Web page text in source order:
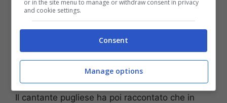
Durante l’intervista, chiaramente
dispiaciuto,
in passato poichésoffre di acufene e
Il cantante pugliese ha poi raccontato che in
or in the site menu to manage or withdraw consent in privacy
and cookie settings.
Consent
Manage options